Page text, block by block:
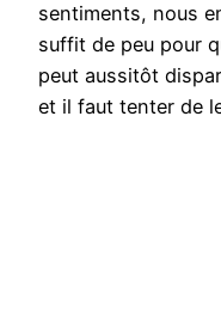
sentiments, nous
suffit de peu pour
peut aussitôt
et il faut tenter de